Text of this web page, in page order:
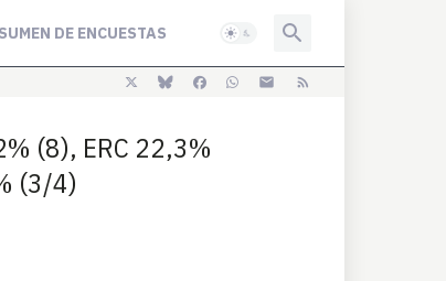
DE ENCUESTAS
(8), ERC 22,3%
(3/4)